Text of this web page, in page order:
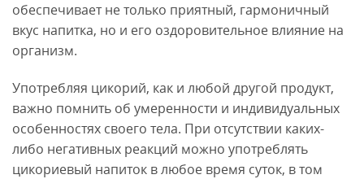
обеспечивает не только приятный, гармоничный
вкус напитка, но и его оздоровительное влияние на
организм.
Употребляя цикорий, как и любой другой продукт,
важно помнить об умеренности и индивидуальных
особенностях своего тела. При отсутствии каких-
либо негативных реакций можно употреблять
цикориевый напиток в любое время суток, в том